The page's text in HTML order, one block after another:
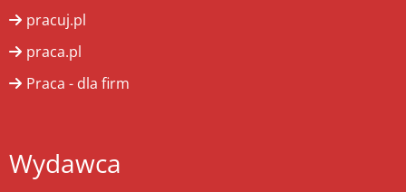
pracuj.pl
praca.pl
Praca - dla firm
Wydawca